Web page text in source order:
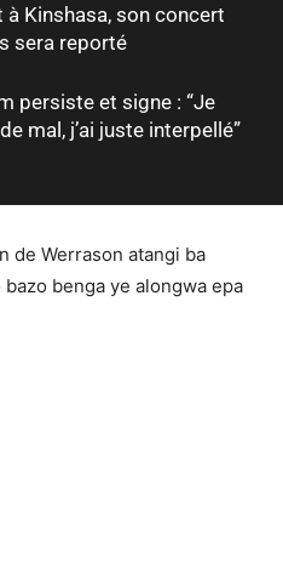
à Kinshasa, son concert
sera reporté
persiste et signe : “Je
mal, j’ai juste interpellé”
de Werrason atangi ba
benga ye alongwa epa